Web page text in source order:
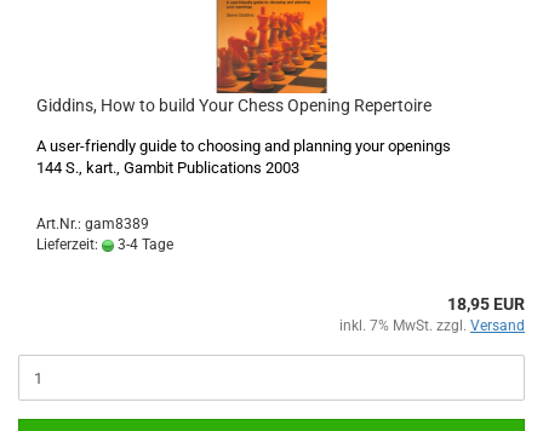
Giddins, How to build Your Chess Opening Repertoire
A user-friendly guide to choosing and planning your openings
144 S., kart., Gambit Publications 2003
Art.Nr.: gam8389
Lieferzeit:
3-4 Tage
18,95 EUR
inkl. 7% MwSt. zzgl. Versand